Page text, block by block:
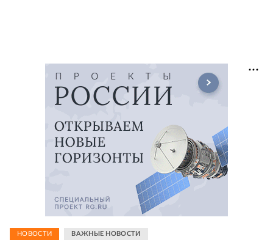
НОВОСТИ ВАЖНЫЕ НОВОСТИ